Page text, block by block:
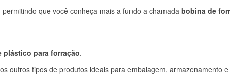
que você conheça mais a fundo a chamada bobina de
plástico para forração.
outros tipos de produtos ideais para embalagem, armazenamento